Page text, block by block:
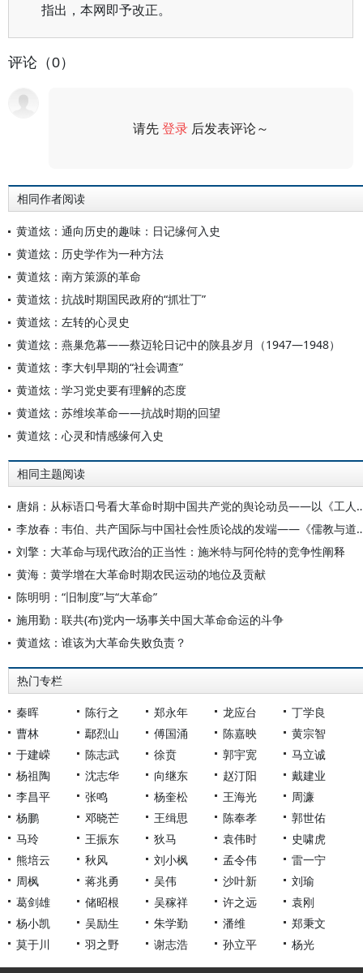
指出，本网即予改正。
评论（0）
请先登录 后发表评论～
相同作者阅读
黄道炫：通向历史的趣味：日记缘何入史
黄道炫：历史学作为一种方法
黄道炫：南方策源的革命
黄道炫：抗战时期国民政府的“抓壮丁”
黄道炫：左转的心灵史
黄道炫：燕巢危幕——蔡迈轮日记中的陕县岁月（1947—1948）
黄道炫：李大钊早期的“社会调查”
黄道炫：学习党史要有理解的态度
黄道炫：苏维埃革命——抗战时期的回望
黄道炫：心灵和情感缘何入史
相同主题阅读
唐娟：从标语口号看大革命时
李放春：韦伯、共产国际与中国社会性
刘擎：大革命与现代政治的正当性：施米特与阿伦特的竞争性阐释
黄海：黄学增在大革命时期农民运动的地位及贡献
陈明明：“旧制度”与“大革命”
施用勤：联共(布)党内一场事关中国大革命命运的斗争
黄道炫：谁该为大革命失败负责？
热门专栏
秦晖 陈行之 郑永年 龙应台
丁学良
曹林
鄢烈山 傅国涌 陈嘉映
黄宗智
于建嵘
陈志武 徐贲 郭宇宽
马立诚
杨祖陶
沈志华 向继东 赵汀阳
戴建业
李昌平
张鸣 杨奎松 王海光
周濂
杨鹏
邓晓芒 王缉思 陈奉孝
郭世佑
马玲
王振东 狄马 袁伟时
史啸虎
熊培云
秋风 刘小枫 孟令伟
雷一宁
周枫
蒋兆勇 吴伟 沙叶新
刘瑜
葛剑雄
储昭根 吴稼祥 许之远
袁刚
杨小凯
吴励生 朱学勤 潘维
郑秉文
莫于川
羽之野 谢志浩 孙立平 杨光